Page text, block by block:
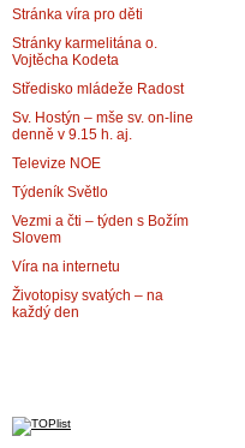
Stránka víra pro děti
Stránky karmelitána o.
Vojtěcha Kodeta
Středisko mládeže Radost
Sv. Hostýn – mše sv. on-line
denně v 9.15 h. aj.
Televize NOE
Týdeník Světlo
Vezmi a čti – týden s Božím
Slovem
Víra na internetu
Životopisy svatých – na
každý den